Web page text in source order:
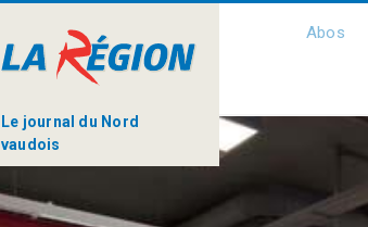
Le journal du Nord
vaudois
Abos